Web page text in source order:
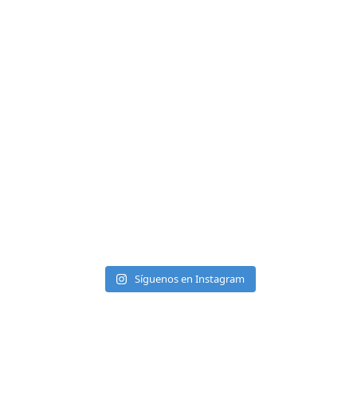
Síguenos en Instagram